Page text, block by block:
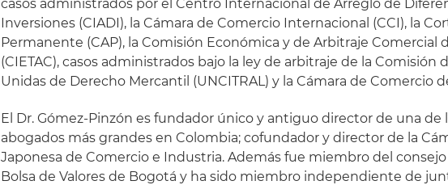
casos administrados por el Centro Internacional de Arreglo de
Inversiones (CIADI), la Cámara de Comercio Internacional (CCI), la
Permanente (CAP), la Comisión Económica y de Arbitraje Comercial
(CIETAC), casos administrados bajo la ley de arbitraje de la Comisión
Unidas de Derecho Mercantil (UNCITRAL) y la Cámara de Comercio
El Dr. Gómez-Pinzón es fundador único y antiguo director de una de
abogados más grandes en Colombia; cofundador y director de la
Japonesa de Comercio e Industria. Además fue miembro del
Bolsa de Valores de Bogotá y ha sido miembro independiente de